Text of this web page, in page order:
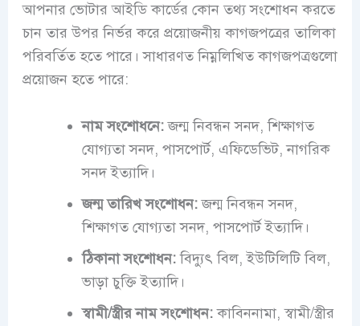
আপনার ভোটার আইডি কার্ডের কোন তথ্য সংশোধন করতে
চান তার উপর নির্ভর করে প্রয়োজনীয় কাগজপত্রের তালিকা
পরিবর্তিত হতে পারে। সাধারণত নিম্নলিখিত কাগজপত্রগুলো
প্রয়োজন হতে পারে:
নাম সংশোধনে:জন্ম নিবন্ধন সনদ, শিক্ষাগত
যোগ্যতা সনদ, পাসপোর্ট, এফিডেভিট, নাগরিক
সনদ ইত্যাদি।
জন্ম তারিখ সংশোধন:জন্ম নিবন্ধন সনদ,
শিক্ষাগত যোগ্যতা সনদ, পাসপোর্ট ইত্যাদি।
ঠিকানা সংশোধন:বিদ্যুৎ বিল, ইউটিলিটি বিল,
ভাড়া চুক্তি ইত্যাদি।
স্বামী/স্ত্রীর নাম সংশোধন:কাবিননামা, স্বামী/স্ত্রীর